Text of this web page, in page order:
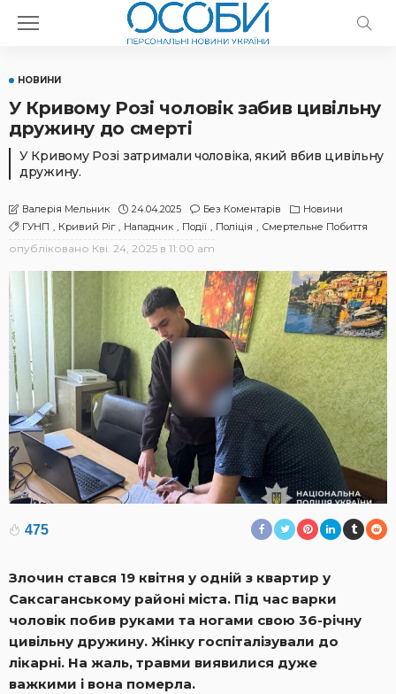
НОВИНИ
У Кривому Розі чоловік забив цивільну
дружину до смерті
У Кривому Розі затримали чоловіка, який вбив цивільну
дружину.
Валерія Мельник 24.04.2025 Без Коментарів
Новини
ГУНП
Кривий Ріг Нападник Події Поліція Смертельне Побиття
опубліковано Кві. 24, 2025 в 11:00 am
475
Злочин стався 19 квітня у одній з квартир у
Саксаганському районі міста. Під час варки
чоловік побив руками та ногами свою 36-річну
цивільну дружину. Жінку госпіталізували до
лікарні. На жаль, травми виявилися дуже
важкими і вона померла.